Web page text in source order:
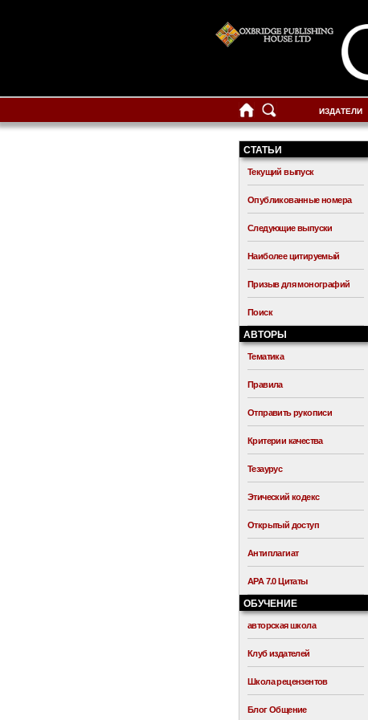
ИЗДАТЕЛИ
СТАТЬИ
Текущий выпуск
Опубликованные номера
Следующие выпуски
Наиболее цитируемый
Призыв для монографий
Поиск
АВТОРЫ
Тематика
Правила
Отправить рукописи
Критерии качества
Тезаурус
Этический кодекс
Открытый доступ
Антиплагиат
APA 7.0 Цитаты
ОБУЧЕНИЕ
авторская школа
Клуб издателей
Школа рецензентов
Блог Общение